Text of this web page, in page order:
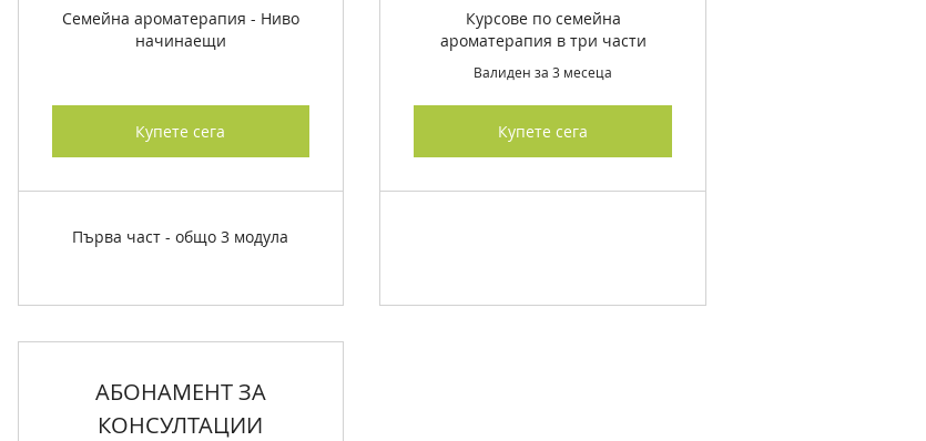
Семейна ароматерапия - Ниво
начинаещи
Купете сега
Първа част - общо 3 модула
Курсове по семейна
ароматерапия в три части
Валиден за 3 месеца
Купете сега
АБОНАМЕНТ ЗА
КОНСУЛТАЦИИ